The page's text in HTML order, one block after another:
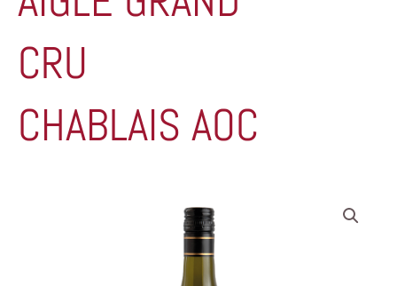
CRU
CHABLAIS AOC